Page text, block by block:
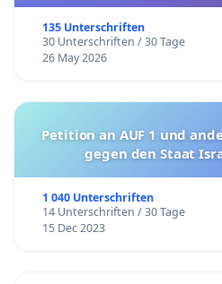
135 Unterschriften
30 Unterschriften / 30 Tage
26 May 2026
Petition an AUF 1 und
gegen den Staat
1 040 Unterschriften
14 Unterschriften / 30 Tage
15 Dec 2023